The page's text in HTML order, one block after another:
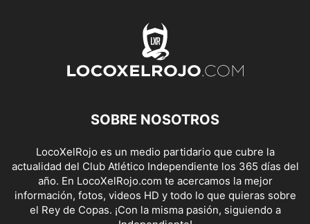
SOBRE NOSOTROS
LocoXelRojo es un medio partidario que cubre la
actualidad del Club Atlético Independiente los 365 días del
año. En LocoXelRojo.com te acercamos la mejor
información, fotos, videos HD y todo lo que quieras sobre
el Rey de Copas. ¡Con la misma pasión, siguiendo a